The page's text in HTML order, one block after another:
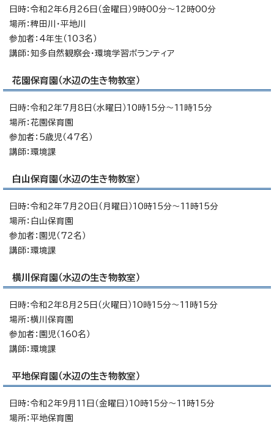
日時：令和2年6月26日（金曜日）9時00分～12時00分
場所：稗田川・平地川
参加者：4年生（103名）
講師：知多自然観察会・環境学習ボランティア
花園保育園（水辺の生き物教室）
日時：令和2年7月8日（水曜日）10時15分～11時15分
場所：花園保育園
参加者：5歳児（47名）
講師：環境課
白山保育園（水辺の生き物教室）
日時：令和2年7月20日（月曜日）10時15分～11時15分
場所：白山保育園
参加者：園児（72名）
講師：環境課
横川保育園（水辺の生き物教室）
日時：令和2年8月25日（火曜日）10時15分～11時15分
場所：横川保育園
参加者：園児（160名）
講師：環境課
平地保育園（水辺の生き物教室）
日時：令和2年9月11日（金曜日）10時15分～11時15分
場所：平地保育園